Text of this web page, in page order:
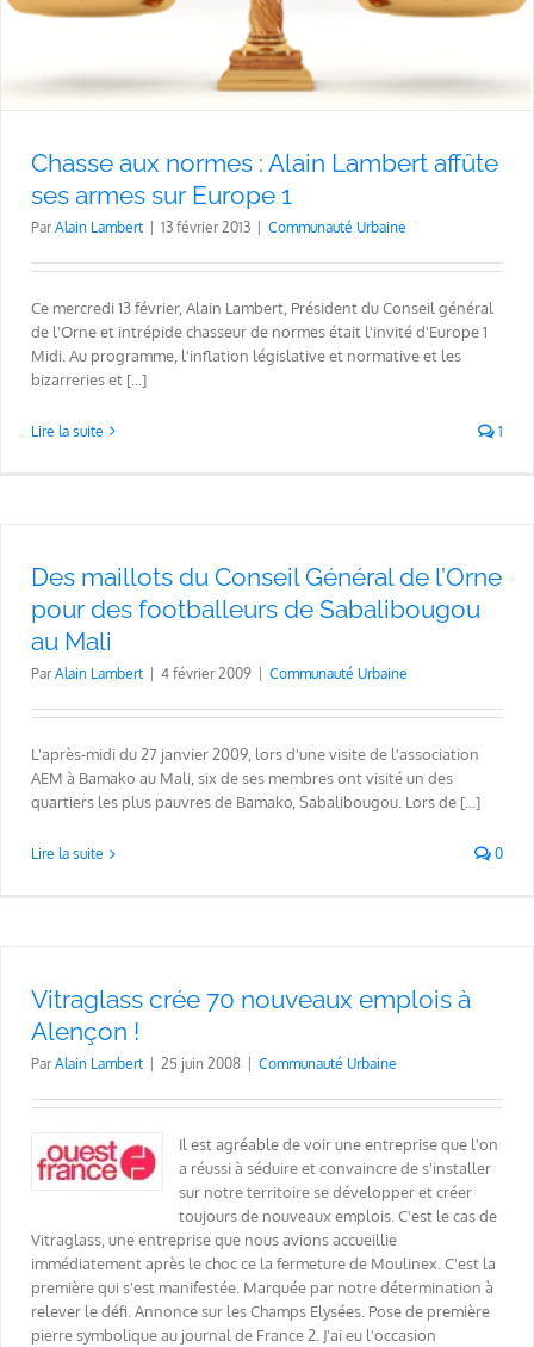
Chasse aux normes : Alain Lambert affûte
ses armes sur Europe 1
ParAlain Lambert 13 février 2013 Communauté Urbaine
Ce mercredi 13 février, Alain Lambert, Président du Conseil général
de l'Orne et intrépide chasseur de normes était l'invité d'Europe 1
Midi. Au programme, l'inflation législative et normative et les
bizarreries et [...]
Lire la suite 1
Des maillots du Conseil Général de l’Orne
pour des footballeurs de Sabalibougou
au Mali
ParAlain Lambert 4 février 2009 Communauté Urbaine
L'après-midi du 27 janvier 2009, lors d'une visite de l'association
AEM à Bamako au Mali, six de ses membres ont visité un des
quartiers les plus pauvres de Bamako, Sabalibougou. Lors de [...]
Lire la suite 0
Vitraglass crée 70 nouveaux emplois à
Alençon !
ParAlain Lambert 25 juin 2008 Communauté Urbaine
Il est agréable de voir une entreprise que l'on
a réussi à séduire et convaincre de s'installer
sur notre territoire se développer et créer
toujours de nouveaux emplois. C'est le cas de
Vitraglass, une entreprise que nous avions accueillie
immédiatement après le choc ce la fermeture de Moulinex. C'est la
première qui s'est manifestée. Marquée par notre détermination à
relever le défi. Annonce sur les Champs Elysées. Pose de première
pierre symbolique au journal de France 2. J'ai eu l'occasion